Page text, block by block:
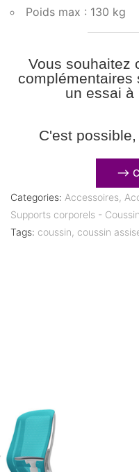
Poids max : 130 kg
Vous souhaitez
complémentaires
un essai à
C'est
⟶
Categories: Accessoires,
Supports corporels -
Tags: coussin, coussin